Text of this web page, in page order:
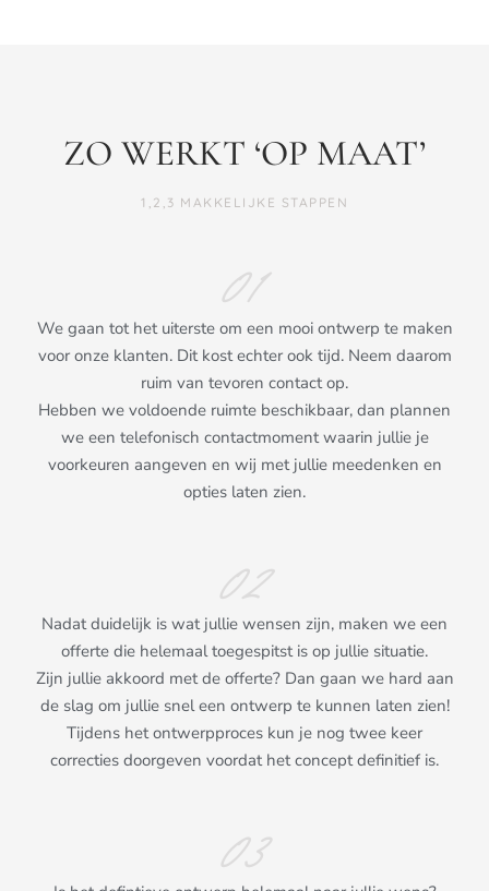
ZO WERKT ‘OP MAAT’
1,2,3 MAKKELIJKE STAPPEN
01
We gaan tot het uiterste om een mooi ontwerp te maken
voor onze klanten. Dit kost echter ook tijd. Neem daarom
ruim van tevoren contact op.
Hebben we voldoende ruimte beschikbaar, dan plannen
we een telefonisch contactmoment waarin jullie je
voorkeuren aangeven en wij met jullie meedenken en
opties laten zien.
02
Nadat duidelijk is wat jullie wensen zijn, maken we een
offerte die helemaal toegespitst is op jullie situatie.
Zijn jullie akkoord met de offerte? Dan gaan we hard aan
de slag om jullie snel een ontwerp te kunnen laten zien!
Tijdens het ontwerpproces kun je nog twee keer
correcties doorgeven voordat het concept definitief is.
03